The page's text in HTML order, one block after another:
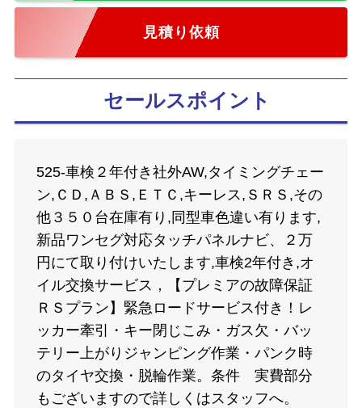
見積り依頼
セールスポイント
525-車検２年付き社外AW,タイミングチェー
ン,ＣＤ,ＡＢＳ,ＥＴＣ,キーレス,ＳＲＳ,その
他３５０台在庫有り,同型車色違い有ります,
新品ワンセグ対応タッチパネルナビ、２万
円にて取り付けいたします,車検2年付き,オ
イル交換サービス，【プレミアの故障保証
ＲＳプラン】緊急ロードサービス付き！レ
ッカー牽引・キー閉じこみ・ガス欠・バッ
テリー上がりジャンピング作業・パンク時
のタイヤ交換・脱輪作業。条件 実費部分
もございますので詳しくはスタッフへ。